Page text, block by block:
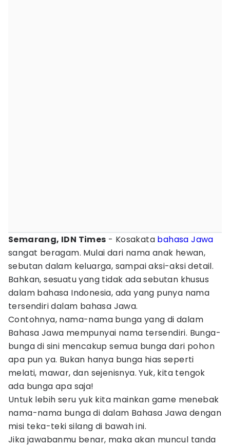
Semarang, IDN Times - Kosakata bahasa Jawa
sangat beragam. Mulai dari nama anak hewan,
sebutan dalam keluarga, sampai aksi-aksi detail.
Bahkan, sesuatu yang tidak ada sebutan khusus
dalam bahasa Indonesia, ada yang punya nama
tersendiri dalam bahasa Jawa.
Contohnya, nama-nama bunga yang di dalam
Bahasa Jawa mempunyai nama tersendiri. Bunga-
bunga di sini mencakup semua bunga dari pohon
apa pun ya. Bukan hanya bunga hias seperti
melati, mawar, dan sejenisnya. Yuk, kita tengok
ada bunga apa saja!
Untuk lebih seru yuk kita mainkan game menebak
nama-nama bunga di dalam Bahasa Jawa dengan
misi teka-teki silang di bawah ini.
Jika jawabanmu benar, maka akan muncul tanda